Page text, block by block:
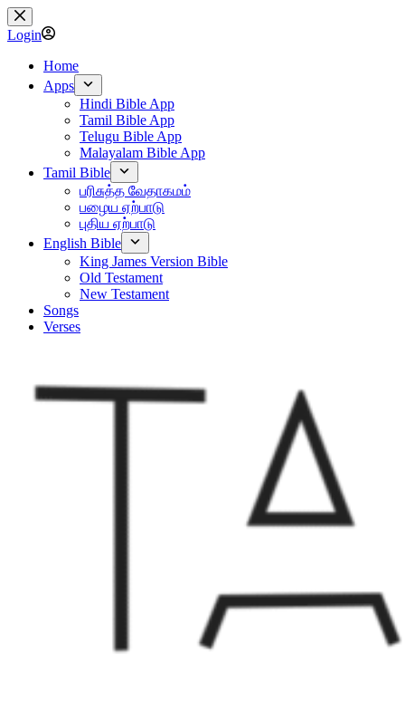
Skip
to
content
Login
Home
Apps
Hindi Bible App
Tamil Bible App
Telugu Bible App
Malayalam Bible App
Tamil Bible
பரிசுத்த வேதாகமம்
பழைய ஏற்பாடு
புதிய ஏற்பாடு
English Bible
King James Version Bible
Old Testament
New Testament
Songs
Verses